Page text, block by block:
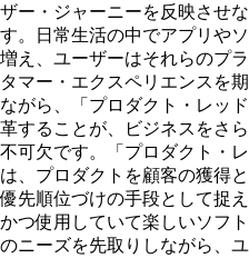
ザー・ジャーニーを反映させ
す。日常生活の中でアプリや
増え、ユーザーはそれらのプ
タマー・エクスペリエンスを
ながら、「プロダクト・レッ
革することが、ビジネスをさ
不可欠です。「プロダクト・
は、プロダクトを顧客の獲得
優先順位づけの手段として捉
かつ使用していて楽しいソフ
のニーズを先取りしながら、